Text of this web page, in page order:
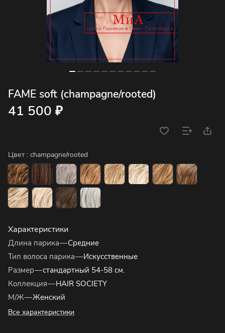
FAME soft (champagne/rooted)
41 500 ₽
Цвет : champagne/rooted
Характеристики
Длина парика—Средние
Тип волоса парика—Искусственные
Размер—стандартный 54-58 см.
Коллекция—HAIR SOCIETY
М/Ж—Женский
Все характеристики